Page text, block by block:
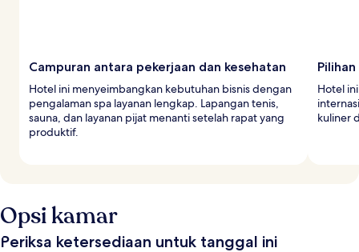
Campuran antara pekerjaan dan kesehatan
Hotel ini menyeimbangkan kebutuhan bisnis dengan
pengalaman spa layanan lengkap. Lapangan tenis,
sauna, dan layanan pijat menanti setelah rapat yang
produktif.
Pilihan
Hotel
kuliner
Opsi kamar
Periksa ketersediaan untuk tanggal ini